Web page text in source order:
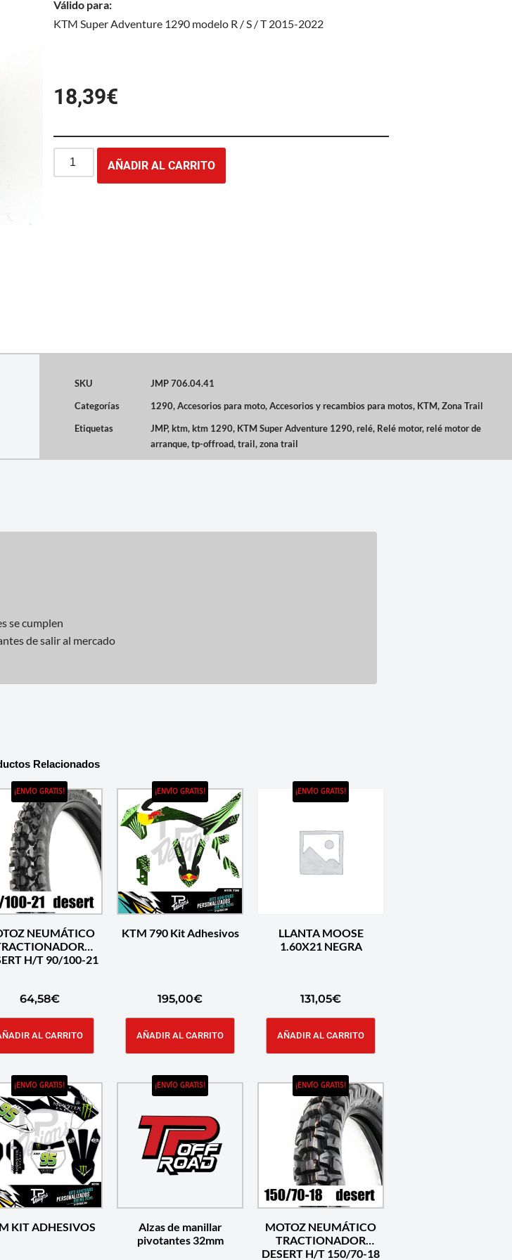
Válido para:
KTM Super Adventure 1290 modelo R / S / T 2015-2022
18,39€
AÑADIR AL CARRITO
SKU
JMP 706.04.41
Categorías
1290,Accesorios para moto,Accesorios y recambios para motos, KTM,Zona Trail
Etiquetas
JMP, ktm, ktm 1290, KTM Super Adventure 1290,relé, Relé motor,relé motor de
arranque,tp-offroad,trail,zona trail
se cumplen
de salir al mercado
Relacionados
¡ENVÍO GRATIS!
NEUMÁTICO
H/T 90/100-21
64,58€
AL CARRITO
¡ENVÍO GRATIS!
KTM 790 Kit Adhesivos
195,00€
AÑADIR AL CARRITO
¡ENVÍO GRATIS!
LLANTA MOOSE
1.60X21 NEGRA
131,05€
AÑADIR AL CARRITO
¡ENVÍO GRATIS!
KIT ADHESIVOS
¡ENVÍO GRATIS!
Alzas de manillar
pivotantes 32mm
¡ENVÍO GRATIS!
MOTOZ NEUMÁTICO
TRACTIONADOR
DESERT H/T 150/70-18